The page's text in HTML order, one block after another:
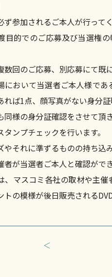
ず参加されるご本人が行って
目的でのご応募及び当選権
数回のご応募、別応募にて既
において当選者ご本人様で
れば1点、顔写真がない身分
同様の身分証確認をさせて頂
タンプチェックを行います。
やそれに準ずるものの持ち込
者が当選者ご本人と確認が
、マスコミ各社の取材や主
トの模様が後日販売される
＜